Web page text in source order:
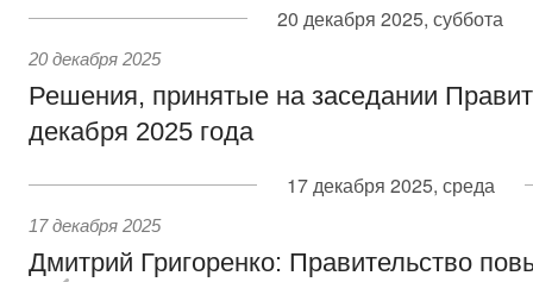
20 декабря 2025, суббота
20 декабря 2025
Решения, принятые на заседании
декабря 2025 года
17 декабря 2025, среда
17 декабря 2025
Дмитрий Григоренко: Правительство